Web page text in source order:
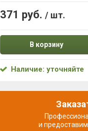
371 руб. / шт.
В корзину
Наличие: уточняйте
и